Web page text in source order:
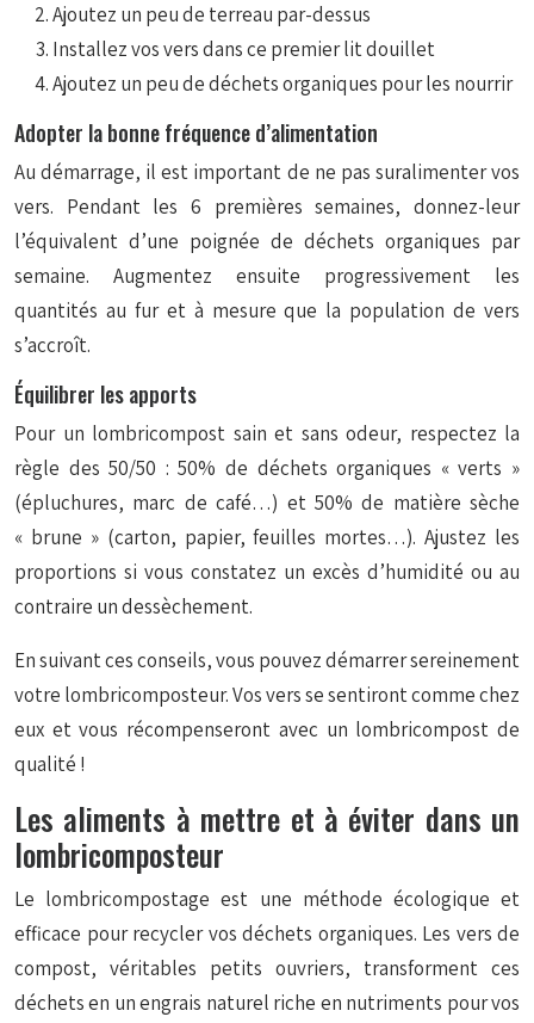
Ajoutez un peu de terreau par-dessus
Installez vos vers dans ce premier lit douillet
Ajoutez un peu de déchets organiques pour les nourrir
Adopter la bonne fréquence d’alimentation
Au démarrage, il est important de ne pas suralimenter vos
vers. Pendant les 6 premières semaines, donnez-leur
l’équivalent d’une poignée de déchets organiques par
semaine. Augmentez ensuite progressivement les
quantités au fur et à mesure que la population de vers
s’accroît.
Équilibrer les apports
Pour un lombricompost sain et sans odeur, respectez la
règle des 50/50 : 50% de déchets organiques « verts »
(épluchures, marc de café…) et 50% de matière sèche
« brune » (carton, papier, feuilles mortes…). Ajustez les
proportions si vous constatez un excès d’humidité ou au
contraire un dessèchement.
En suivant ces conseils, vous pouvez démarrer sereinement
votre lombricomposteur. Vos vers se sentiront comme chez
eux et vous récompenseront avec un lombricompost de
qualité !
Les aliments à mettre et à éviter dans un
lombricomposteur
Le lombricompostage est une méthode écologique et
efficace pour recycler vos déchets organiques. Les vers de
compost, véritables petits ouvriers, transforment ces
déchets en un engrais naturel riche en nutriments pour vos